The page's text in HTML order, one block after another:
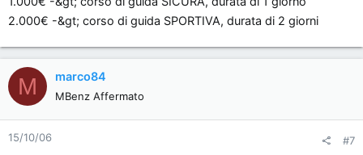
2.000€ -&gt; corso di guida SPORTIVA, durata di 2 giorni
M marco84
MBenz Affermato
15/10/06 #7